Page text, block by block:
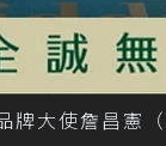
牌大使詹昌